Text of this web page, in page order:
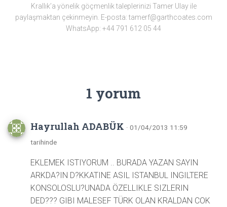
Krallık’a yönelik göçmenlik taleplerinizi Tamer Ulay ile
paylaşmaktan çekinmeyin. E-posta: tamerf@garthcoates.com
WhatsApp: +44 791 612 05 44
1 yorum
Hayrullah ADABÜK · 01/04/2013 11:59
tarihinde
EKLEMEK ISTIYORUM .. BURADA YAZAN SAYIN
ARKDA?IN D?KKATINE ASIL ISTANBUL INGILTERE
KONSOLOSLU?UNADA ÖZELLIKLE SIZLERIN
DED??? GIBI MALESEF TÜRK OLAN KRALDAN COK